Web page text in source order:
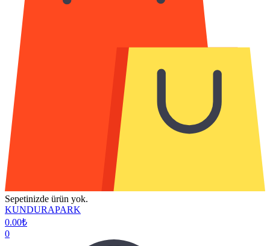
Sepetinizde ürün yok.
KUNDURAPARK
0.00₺
0